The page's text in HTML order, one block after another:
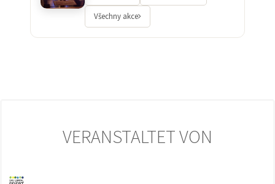
Všechny akce
VERANSTALTET VON